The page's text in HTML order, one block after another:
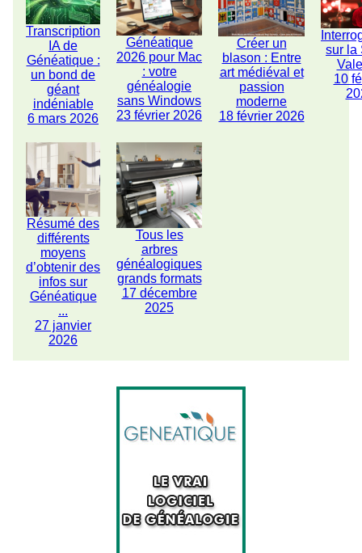
Transcription
IA de
Généatique :
un bond de
géant
indéniable
6 mars 2026
Généatique
2026 pour Mac
: votre
généalogie
sans Windows
23 février 2026
Créer un
blason : Entre
art médiéval et
passion
moderne
18 février 2026
sur la
10
Résumé des
différents
moyens
d’obtenir des
infos sur
Généatique
...
27 janvier
2026
Tous les
arbres
généalogiques
grands formats
17 décembre
2025